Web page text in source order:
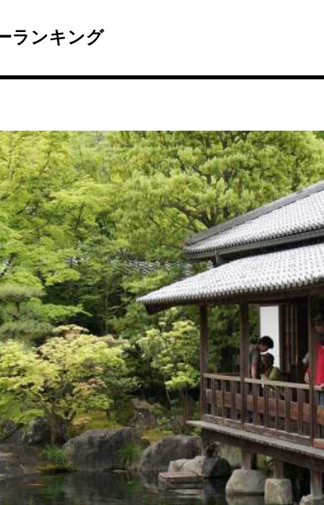
ランキング